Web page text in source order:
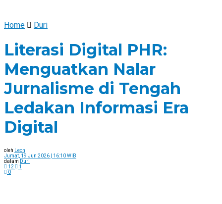
Home Duri
Literasi Digital PHR:
Menguatkan Nalar
Jurnalisme di Tengah
Ledakan Informasi Era
Digital
oleh
Leon
Jumat, 19 Jun 2026 | 16:10 WIB
dalam Duri
12
1
0